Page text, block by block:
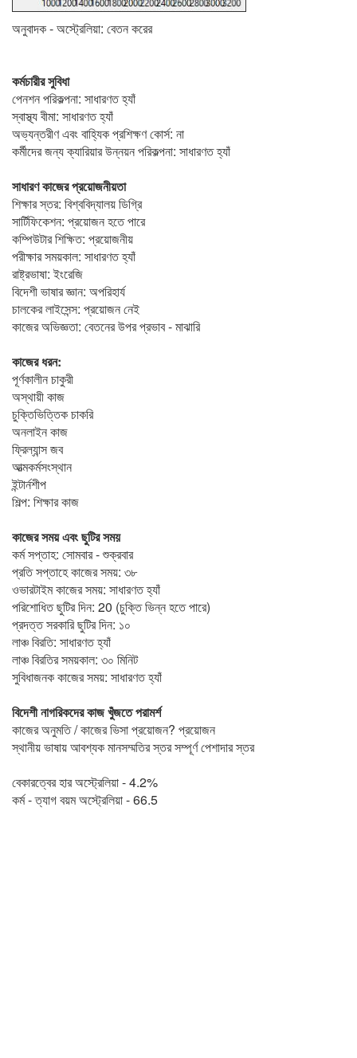
অনুবাদক - অস্ট্রেলিয়া: বেতন করের
কর্মচারীর সুবিধা
পেনশন পরিকল্পনা: সাধারণত হ্যাঁ
স্বাস্থ্য বীমা: সাধারণত হ্যাঁ
অভ্যন্তরীণ এবং বাহ্যিক প্রশিক্ষণ কোর্স: না
কর্মীদের জন্য ক্যারিয়ার উন্নয়ন পরিকল্পনা: সাধারণত হ্যাঁ
সাধারণ কাজের প্রয়োজনীয়তা
শিক্ষার স্তর: বিশ্ববিদ্যালয় ডিগ্রি
সার্টিফিকেশন: প্রয়োজন হতে পারে
কম্পিউটার শিক্ষিত: প্রয়োজনীয়
পরীক্ষার সময়কাল: সাধারণত হ্যাঁ
রাষ্ট্রভাষা: ইংরেজি
বিদেশী ভাষার জ্ঞান: অপরিহার্য
চালকের লাইসেন্স: প্রয়োজন নেই
কাজের অভিজ্ঞতা: বেতনের উপর প্রভাব - মাঝারি
কাজের ধরন:
পূর্ণকালীন চাকুরী
অস্থায়ী কাজ
চুক্তিভিত্তিক চাকরি
অনলাইন কাজ
ফ্রিল্যান্স জব
আত্মকর্মসংস্থান
ইন্টার্নশীপ
শিল্প: শিক্ষার কাজ
কাজের সময় এবং ছুটির সময়
কর্ম সপ্তাহ: সোমবার - শুক্রবার
প্রতি সপ্তাহে কাজের সময়: ৩৮
ওভারটাইম কাজের সময়: সাধারণত হ্যাঁ
পরিশোধিত ছুটির দিন: 20 (চুক্তি ভিন্ন হতে পারে)
প্রদত্ত সরকারি ছুটির দিন: ১০
লাঞ্চ বিরতি: সাধারণত হ্যাঁ
লাঞ্চ বিরতির সময়কাল: ৩০ মিনিট
সুবিধাজনক কাজের সময়: সাধারণত হ্যাঁ
বিদেশী নাগরিকদের কাজ খুঁজতে পরামর্শ
কাজের অনুমতি / কাজের ভিসা প্রয়োজন? প্রয়োজন
স্থানীয় ভাষায় আবশ্যক মানসম্মতির স্তর সম্পূর্ণ পেশাদার স্তর
বেকারত্বের হার অস্ট্রেলিয়া - 4.2%
কর্ম - ত্যাগ বয়ম অস্ট্রেলিয়া - 66.5